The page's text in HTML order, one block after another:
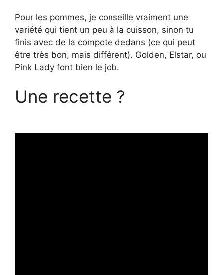
Pour les pommes, je conseille vraiment une
variété qui tient un peu à la cuisson, sinon tu
finis avec de la compote dedans (ce qui peut
être très bon, mais différent). Golden, Elstar, ou
Pink Lady font bien le job.
Une recette ?